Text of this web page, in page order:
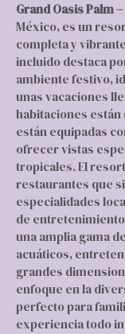
Grand Oasis Palm
México, es un
completa y
incluido destaca
ambiente festivo,
unas vacaciones
habitaciones
están equipadas
ofrecer vistas
tropicales. El
restaurantes que
especialidades
de
una amplia gama
acuáticos,
grandes
enfoque en la
perfecto para
experiencia todo